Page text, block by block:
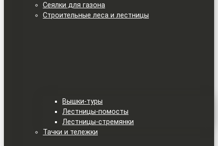
Сеялки для газона
Строительные леса и лестницы
Вышки-туры
Лестницы-помосты
Лестницы-стремянки
Тачки и тележки